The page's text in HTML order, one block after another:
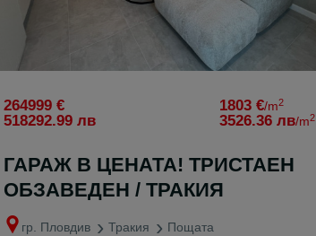
264999 €
518292.99 лв
1803 €/m2
3526.36 лв/m2
ГАРАЖ В ЦЕНАТА! ТРИСТАЕН
ОБЗАВЕДЕН / ТРАКИЯ
гр. Пловдив Тракия Пощата